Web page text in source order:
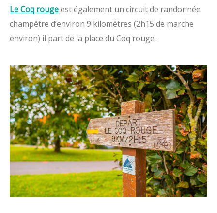
Le Coq rougeest également un circuit de randonnée
champêtre d’environ 9 kilomètres (2h15 de marche
environ) il part de la place du Coq rouge.